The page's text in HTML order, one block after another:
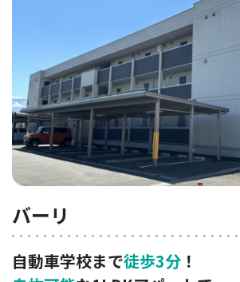
バーリ
自動車学校まで徒歩3分 ！